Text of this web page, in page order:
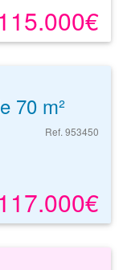
115.000€
70 m²
Ref. 953450
117.000€